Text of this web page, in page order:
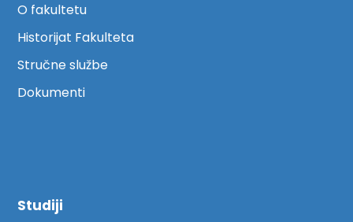
O fakultetu
Historijat Fakulteta
Stručne službe
Dokumenti
Studiji